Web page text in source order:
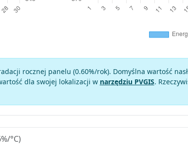
rocznej panelu (0.60%/rok). Domyślna wartość
dla swojej lokalizacji w narzędziu PVGIS.
°C)